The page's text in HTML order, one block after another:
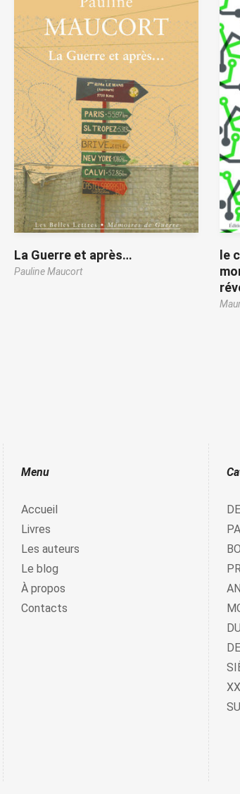
La Guerre et après…
Pauline Maucort
le
Menu
Accueil
Livres
Les auteurs
Le blog
À propos
Contacts